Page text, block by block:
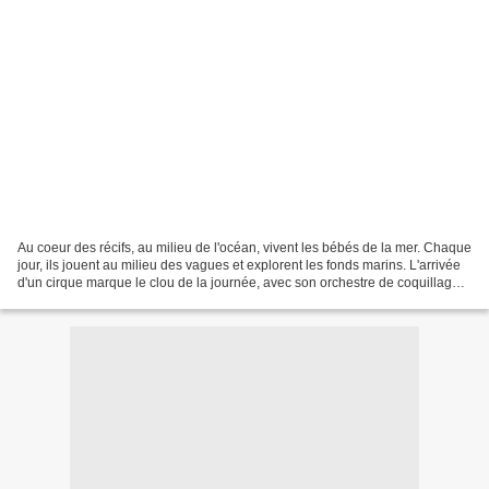
Au coeur des récifs, au milieu de l'océan, vivent les bébés de la mer. Chaque
jour, ils jouent au milieu des vagues et explorent les fonds marins. L'arrivée
d'un cirque marque le clou de la journée, avec son orchestre de coquillages,